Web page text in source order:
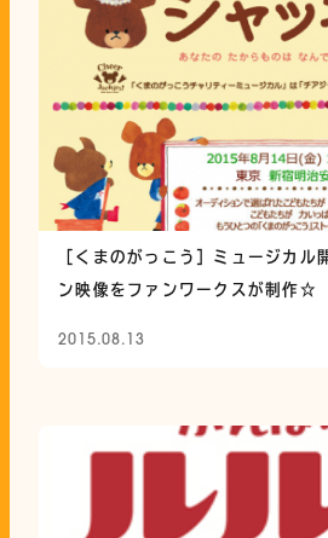
［くまのがっこう］ミュージカル
ン映像をファンワークスが制作☆
2015.08.13